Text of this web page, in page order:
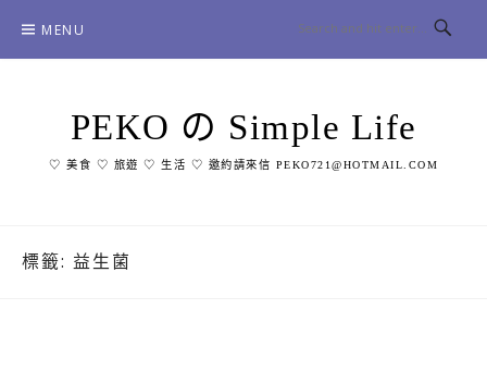
content
MENU
PEKO の Simple Life
♡ 美食 ♡ 旅遊 ♡ 生活 ♡ 邀約請來信 PEKO721@HOTMAIL.COM
標籤: 益生菌